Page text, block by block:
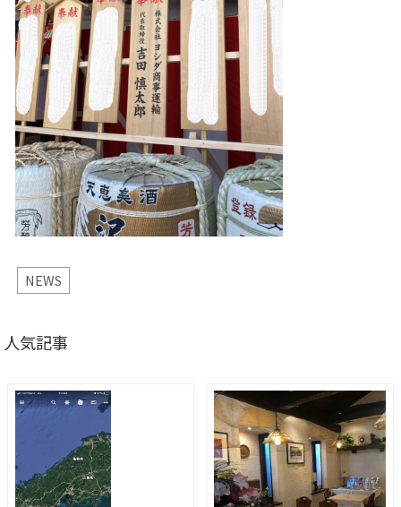
NEWS
人気記事